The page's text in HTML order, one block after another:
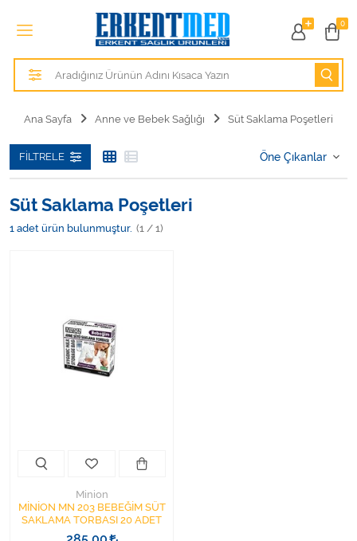
0
Tüm Kategoriler
Alezler
Hasta Bakım Ürünleri
Kişisel Bakım ve Sağlık
Kişisel Bakım ve Sağlık
Sarf Malzemeleri
Ana Sayfa Anne ve Bebek Sağlığı Süt Saklama Poşetleri
FILTRELE
Süt Saklama Poşetleri
1 adet ürün bulunmuştur. (1 / 1)
Minion
MİNİON MN 203 BEBEĞİM SÜT
SAKLAMA TORBASI 20 ADET